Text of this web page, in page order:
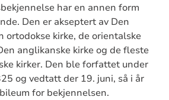
har en annen form
Den er akseptert av Den
ortodokse kirke, de orientalske
anglikanske kirke og de fleste
kirker. Den ble forfattet under
og vedtatt der 19. juni, så i år
for bekjennelsen.